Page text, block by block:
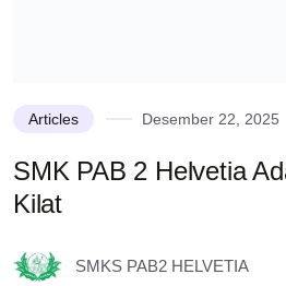
Articles Desember 22, 2025
SMK PAB 2 Helvetia
Kilat
SMKS PAB2 HELVETIA